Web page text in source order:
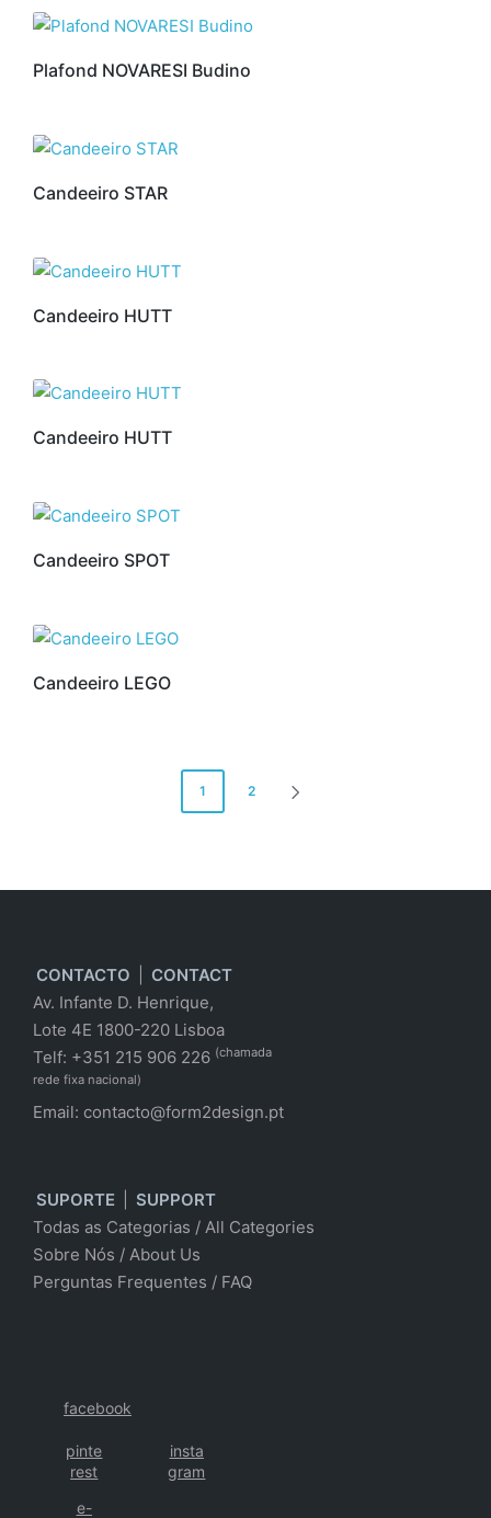
Plafond NOVARESI Budino
Candeeiro STAR
Candeeiro HUTT
Candeeiro HUTT
Candeeiro SPOT
Candeeiro LEGO
1 2
CONTACTO
CONTACT
Av. Infante D. Henrique,
Lote 4E 1800-220 Lisboa
Telf: +351 215 906 226 (chamada
rede fixa nacional)
Email: contacto@form2design.pt
SUPORTE
SUPPORT
Todas as Categorias / All Categories
Sobre Nós / About Us
Perguntas Frequentes / FAQ
facebook
pinte
rest
insta
gram
e-